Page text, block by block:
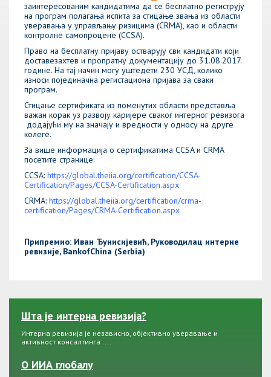
заинтересованим кандидатима да се бесплатно региструју
на програм полагања испита за стицање звања из области
уверавања у управљању ризицима (CRMA), као и области
контролне самопроцене (CCSA).
Право на бесплатну пријаву остварују сви кандидати који
доставезахтев и пропратну документацију до 31.08.2017.
године. На тај начин могу уштедети 230 УСД, колико
износи појединачна регистациона пријава за сваки
програм.
Стицање сертификата из поменутих области представља
важан корак уз развоју каријере сваког интерног ревизora
додајући му на значају и вредности у односу на друге
колеге.
За више информација о сертификатима CCSA и CRMA
посетите странице:
CCSA: https://global.theiia.org/certification/CCSA-
Certification/Pages/CCSA-Certification.aspx
CRMA: https://global.theiia.org/certification/crma-
certification/Pages/CRMA-Certification.aspx
Припремио: Иван Ђунисијевић, Руководилац интерне
ревизије, BankofChina (Serbia)
Шта је интерна ревизија?
Интерна ревизија је независно, објективно уверавање и
активност консалтинга ....
О ИИА глобалу